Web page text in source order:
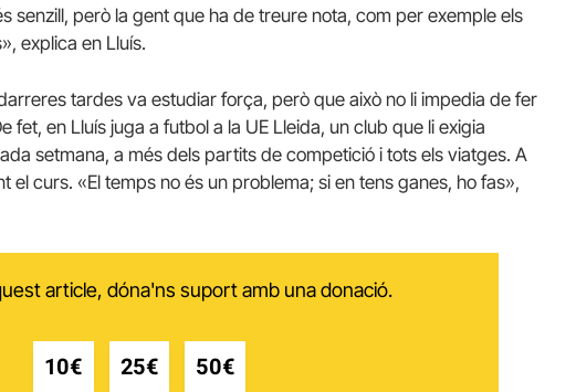
senzill, però la gent que ha de treure nota, com per exemple els
explica en Lluís.
tardes va estudiar força, però que això no li impedia de fer
fet, en Lluís juga a futbol a la UE Lleida, un club que li exigia
setmana, a més dels partits de competició i tots els viatges. A
el curs. «El temps no és un problema; si en tens ganes, ho fas»,
article, dóna'ns suport amb una donació.
10€ 25€ 50€